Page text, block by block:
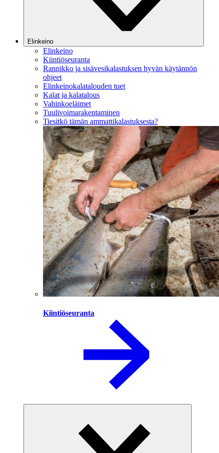
Elinkeino
Elinkeino
Kiintiöseuranta
Rannikko ja sisävesikalastuksen hyvän käytännön
ohjeet
Elinkeinokalatalouden tuet
Kalat ja kalatalous
Vahinkoeläimet
Tuulivoimarakentaminen
Tiesitkö tämän ammattikalastuksesta?
Kiintiöseuranta